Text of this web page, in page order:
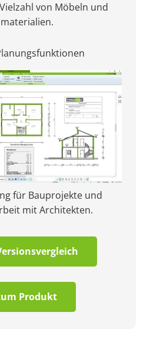
von Möbeln und
für Bauprojekte und
mit Architekten.
Produkt